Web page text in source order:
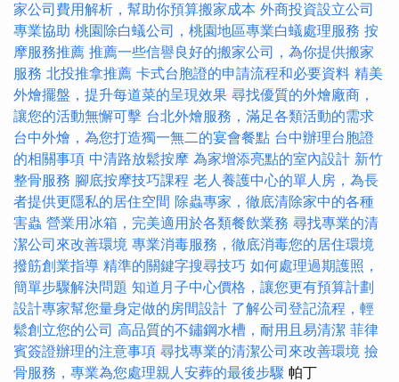
家公司費用解析，幫助你預算搬家成本 外商投資設立公司
專業協助 桃園除白蟻公司，桃園地區專業白蟻處理服務 按
摩服務推薦 推薦一些信譽良好的搬家公司，為你提供搬家
服務 北投推拿推薦 卡式台胞證的申請流程和必要資料 精美
外燴擺盤，提升每道菜的呈現效果 尋找優質的外燴廠商，
讓您的活動無懈可擊 台北外燴服務，滿足各類活動的需求
台中外燴，為您打造獨一無二的宴會餐點 台中辦理台胞證
的相關事項 中清路放鬆按摩 為家增添亮點的室內設計 新竹
整骨服務 腳底按摩技巧課程 老人養護中心的單人房，為長
者提供更隱私的居住空間 除蟲專家，徹底清除家中的各種
害蟲 營業用冰箱，完美適用於各類餐飲業務 尋找專業的清
潔公司來改善環境 專業消毒服務，徹底消毒您的居住環境
撥筋創業指導 精準的關鍵字搜尋技巧 如何處理過期護照，
簡單步驟解決問題 知道月子中心價格，讓您更有預算計劃
設計專家幫您量身定做的房間設計 了解公司登記流程，輕
鬆創立您的公司 高品質的不鏽鋼水槽，耐用且易清潔 菲律
賓簽證辦理的注意事項 尋找專業的清潔公司來改善環境 撿
骨服務，專業為您處理親人安葬的最後步驟 帕丁